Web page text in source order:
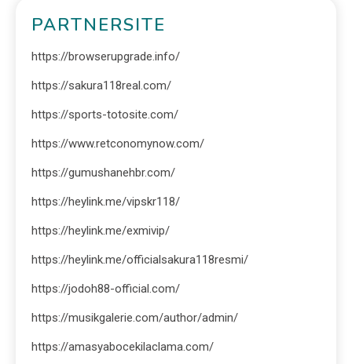
PARTNERSITE
https://browserupgrade.info/
https://sakura118real.com/
https://sports-totosite.com/
https://www.retconomynow.com/
https://gumushanehbr.com/
https://heylink.me/vipskr118/
https://heylink.me/exmivip/
https://heylink.me/officialsakura118resmi/
https://jodoh88-official.com/
https://musikgalerie.com/author/admin/
https://amasyabocekilaclama.com/